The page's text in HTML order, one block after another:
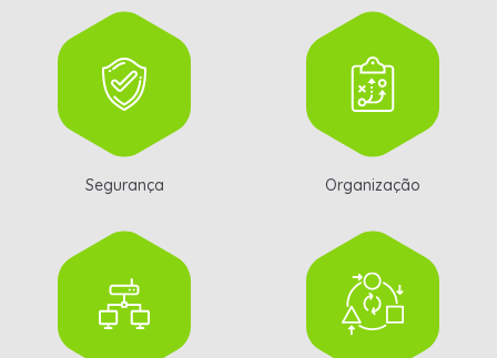
Segurança Organização